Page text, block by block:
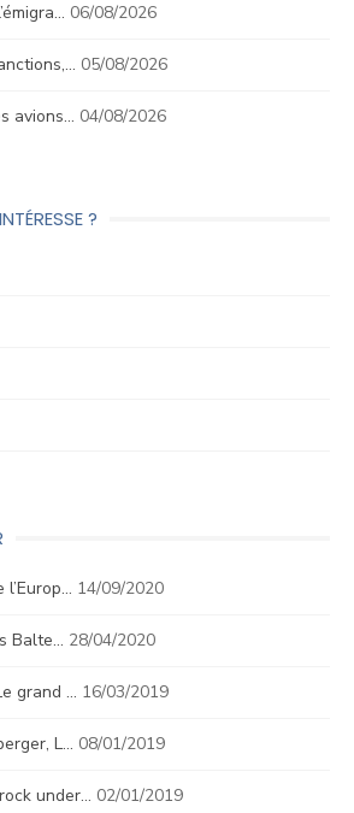
06/08/2026
05/08/2026
avions… 04/08/2026
?
14/09/2020
Balte… 28/04/2020
grand … 16/03/2019
L… 08/01/2019
under… 02/01/2019